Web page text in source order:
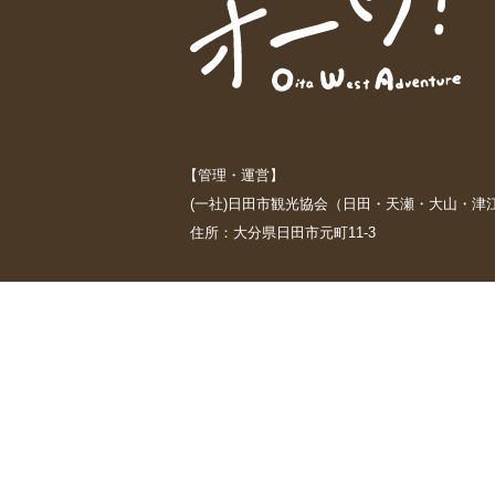
【管理・運営】
(一社)日田市観光協会（日田・天瀬・大山・津
住所：大分県日田市元町11-3